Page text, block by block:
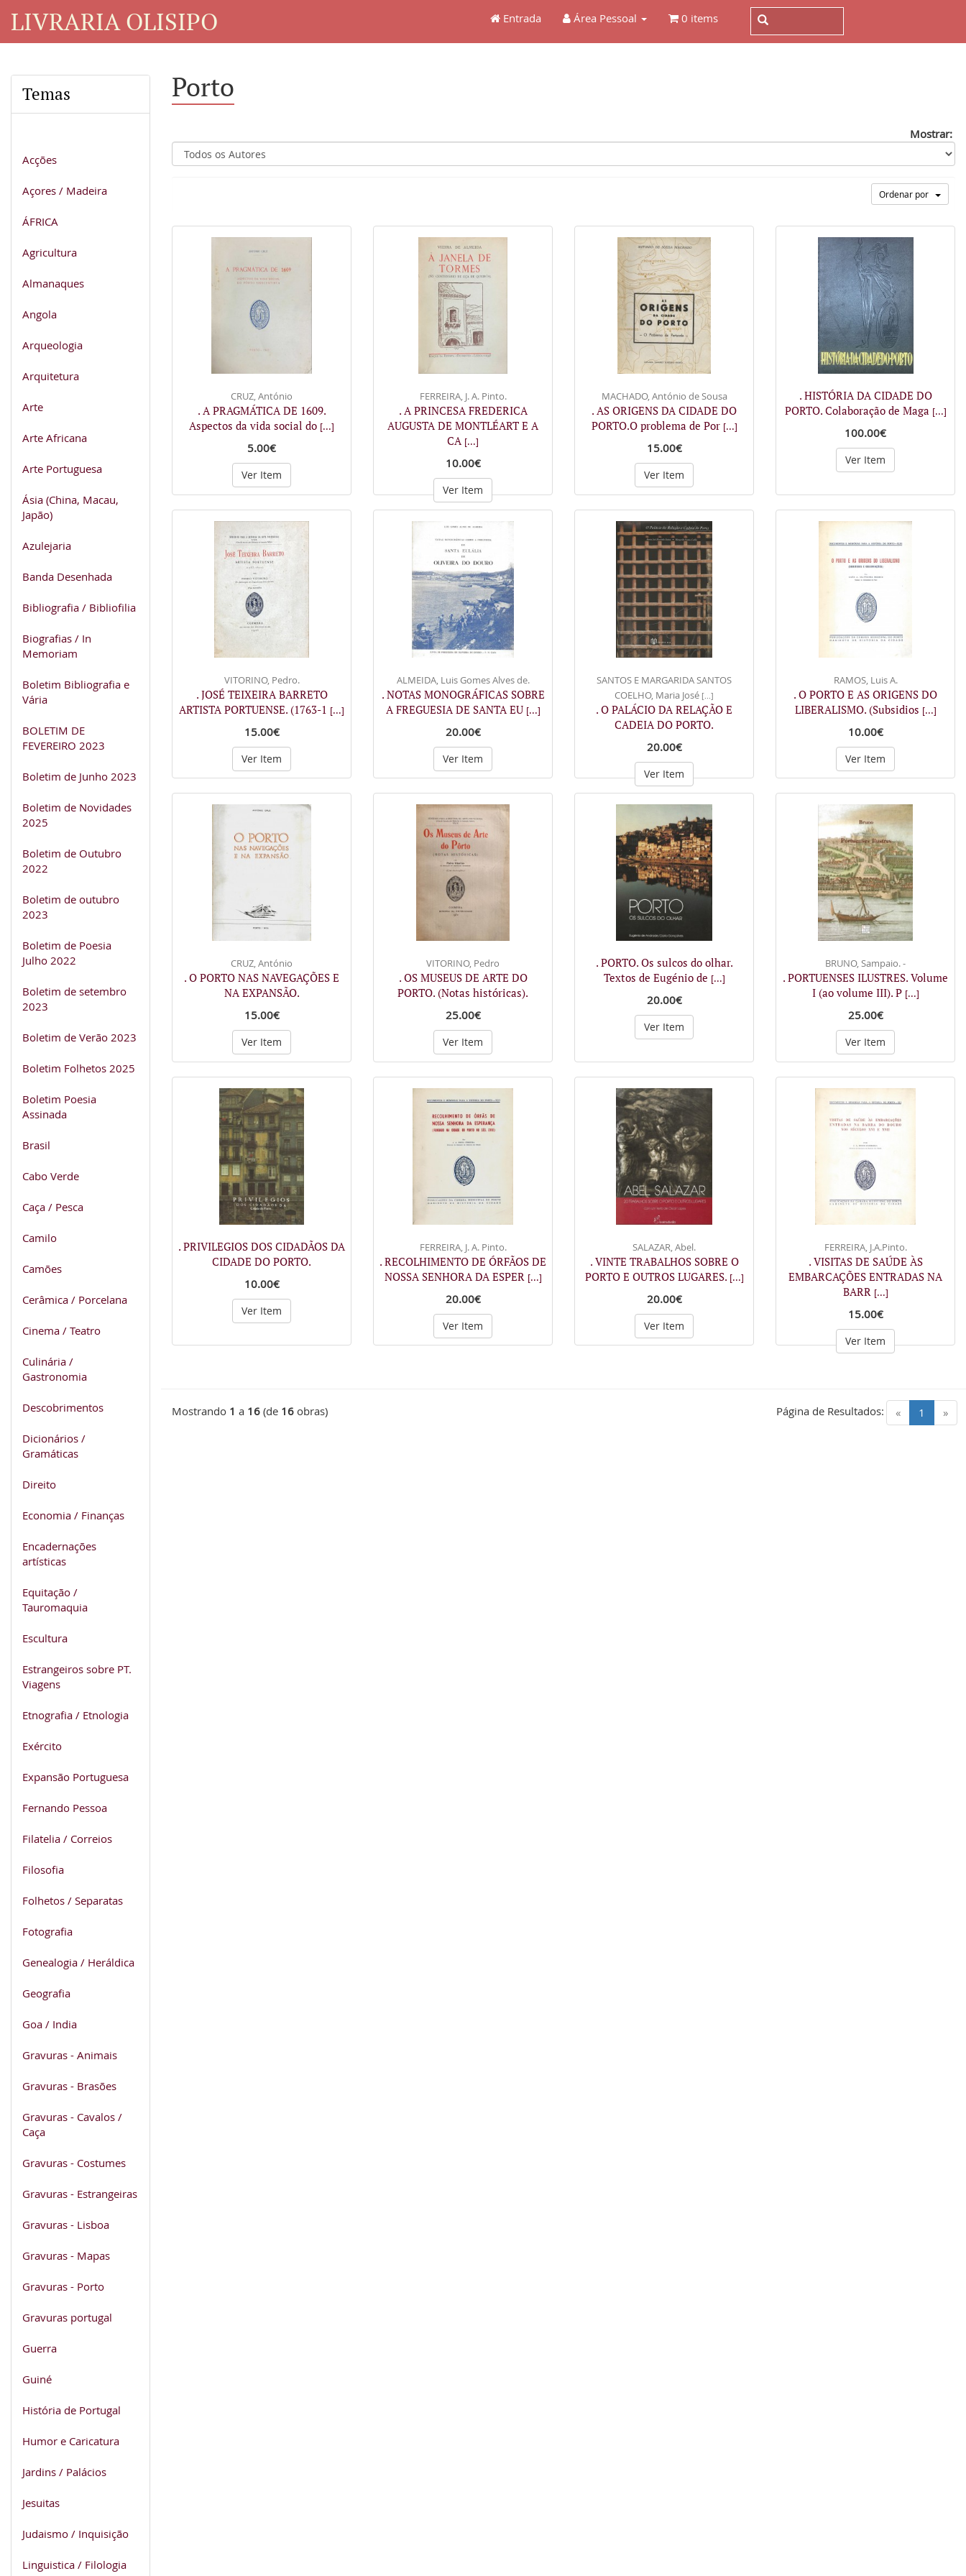
LIVRARIA OLISIPO Entrada Área Pessoal 0 items
Temas
Acções
Açores / Madeira
ÁFRICA
Agricultura
Almanaques
Angola
Arqueologia
Arquitetura
Arte
Arte Africana
Arte Portuguesa
Ásia (China, Macau,
Japão)
Azulejaria
Banda Desenhada
Bibliografia / Bibliofilia
Biografias / In
Memoriam
Boletim Bibliografia e
Vária
BOLETIM DE
FEVEREIRO 2023
Boletim de Junho 2023
Boletim de Novidades
2025
Boletim de Outubro
2022
Boletim de outubro
2023
Boletim de Poesia
Julho 2022
Boletim de setembro
2023
Boletim de Verão 2023
Boletim Folhetos 2025
Boletim Poesia
Assinada
Brasil
Cabo Verde
Caça / Pesca
Camilo
Camões
Cerâmica / Porcelana
Cinema / Teatro
Culinária /
Gastronomia
Descobrimentos
Dicionários /
Gramáticas
Direito
Economia / Finanças
Encadernações
artísticas
Equitação /
Tauromaquia
Escultura
Estrangeiros sobre PT.
Viagens
Etnografia / Etnologia
Exército
Expansão Portuguesa
Fernando Pessoa
Filatelia / Correios
Filosofia
Folhetos / Separatas
Fotografia
Genealogia / Heráldica
Geografia
Goa / India
Gravuras - Animais
Gravuras - Brasões
Gravuras - Cavalos /
Caça
Gravuras - Costumes
Gravuras - Estrangeiras
Gravuras - Lisboa
Gravuras - Mapas
Gravuras - Porto
Gravuras portugal
Guerra
Guiné
História de Portugal
Humor e Caricatura
Jardins / Palácios
Jesuitas
Judaismo / Inquisição
Linguistica / Filologia
Porto
Mostrar:
Ordenar por
CRUZ, António
. A PRAGMÁTICA DE 1609.
Aspectos da vida social do [...]
5.00€
Ver Item
FERREIRA, J. A. Pinto.
. A PRINCESA FREDERICA
AUGUSTA DE MONTLÉART E A
CA [...]
10.00€
Ver Item
MACHADO, António de Sousa
. AS ORIGENS DA CIDADE DO
PORTO.O problema de Por [...]
15.00€
Ver Item
. HISTÓRIA DA CIDADE DO
PORTO. Colaboração de Maga [...]
100.00€
Ver Item
VITORINO, Pedro.
. JOSÉ TEIXEIRA BARRETO
ARTISTA PORTUENSE. (1763-1 [...]
15.00€
Ver Item
ALMEIDA, Luis Gomes Alves de.
. NOTAS MONOGRÁFICAS SOBRE
A FREGUESIA DE SANTA EU [...]
20.00€
Ver Item
SANTOS E MARGARIDA SANTOS
COELHO, Maria José [...]
. O PALÁCIO DA RELAÇÃO E
CADEIA DO PORTO.
20.00€
Ver Item
RAMOS, Luis A.
. O PORTO E AS ORIGENS DO
LIBERALISMO. (Subsidios [...]
10.00€
Ver Item
CRUZ, António
. O PORTO NAS NAVEGAÇÕES E
NA EXPANSÃO.
15.00€
Ver Item
VITORINO, Pedro
. OS MUSEUS DE ARTE DO
PORTO. (Notas históricas).
25.00€
Ver Item
. PORTO. Os sulcos do olhar.
Textos de Eugénio de [...]
20.00€
Ver Item
BRUNO, Sampaio. -
. PORTUENSES ILUSTRES. Volume
I (ao volume III). P [...]
25.00€
Ver Item
. PRIVILEGIOS DOS CIDADÃOS DA
CIDADE DO PORTO.
10.00€
Ver Item
FERREIRA, J. A. Pinto.
. RECOLHIMENTO DE ÓRFÃOS DE
NOSSA SENHORA DA ESPER [...]
20.00€
Ver Item
SALAZAR, Abel.
. VINTE TRABALHOS SOBRE O
PORTO E OUTROS LUGARES. [...]
20.00€
Ver Item
FERREIRA, J.A.Pinto.
. VISITAS DE SAÚDE ÀS
EMBARCAÇÕES ENTRADAS NA
BARR [...]
15.00€
Ver Item
Mostrando 1 a 16 (de 16 obras) « 1 (current)
»
Página de Resultados: